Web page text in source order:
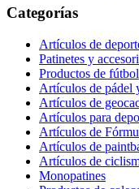
Categorías
Artículos de
Patinetes y
Productos de fútbol
Artículos de pádel
Artículos de
Artículos para
Artículos de
Artículos de
Artículos de
Monopatines